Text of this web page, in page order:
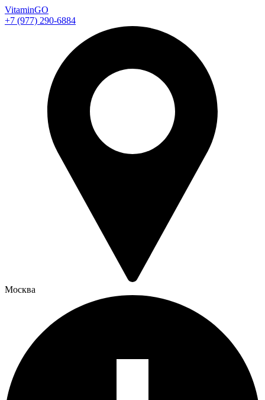
VitaminGO
+7 (977) 290-6884
Москва